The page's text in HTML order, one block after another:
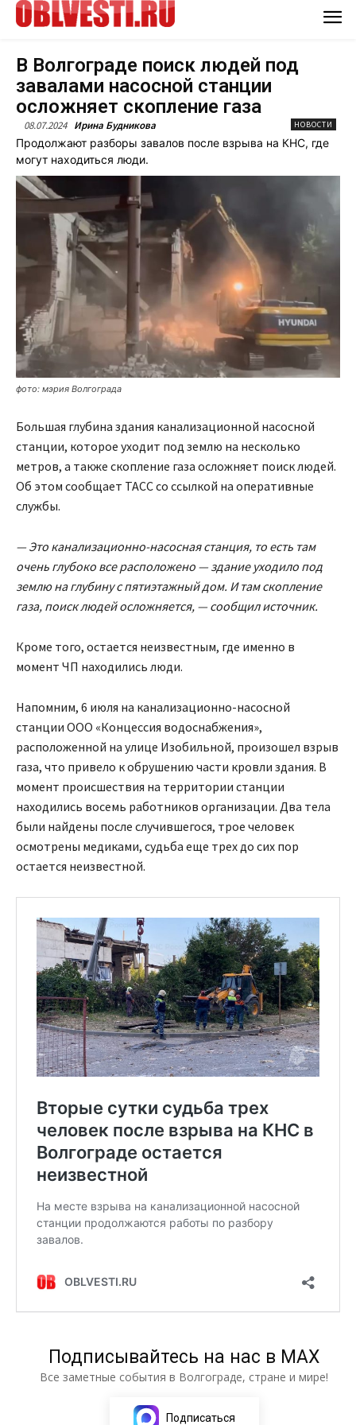
В Волгограде поиск людей под
завалами насосной станции
осложняет скопление газа
08.07.2024 Ирина Будникова НОВОСТИ
Продолжают разборы завалов после взрыва на КНС, где
могут находиться люди.
фото: мэрия Волгограда
Большая глубина здания канализационной насосной
станции, которое уходит под землю на несколько
метров, а также скопление газа осложняет поиск людей.
Об этом сообщает ТАСС со ссылкой на оперативные
службы.
— Это канализационно-насосная станция, то есть там
очень глубоко все расположено — здание уходило под
землю на глубину с пятиэтажный дом. И там скопление
газа, поиск людей осложняется, — сообщил источник.
Кроме того, остается неизвестным, где именно в
момент ЧП находились люди.
Напомним, 6 июля на канализационно-насосной
станции ООО «Концессия водоснабжения»,
расположенной на улице Изобильной, произошел взрыв
газа, что привело к обрушению части кровли здания. В
момент происшествия на территории станции
находились восемь работников организации. Два тела
были найдены после случившегося, трое человек
осмотрены медиками, судьба еще трех до сих пор
остается неизвестной.
Подписывайтесь на нас в МАХ
Все заметные события в Волгограде, стране и мире!
Подписаться